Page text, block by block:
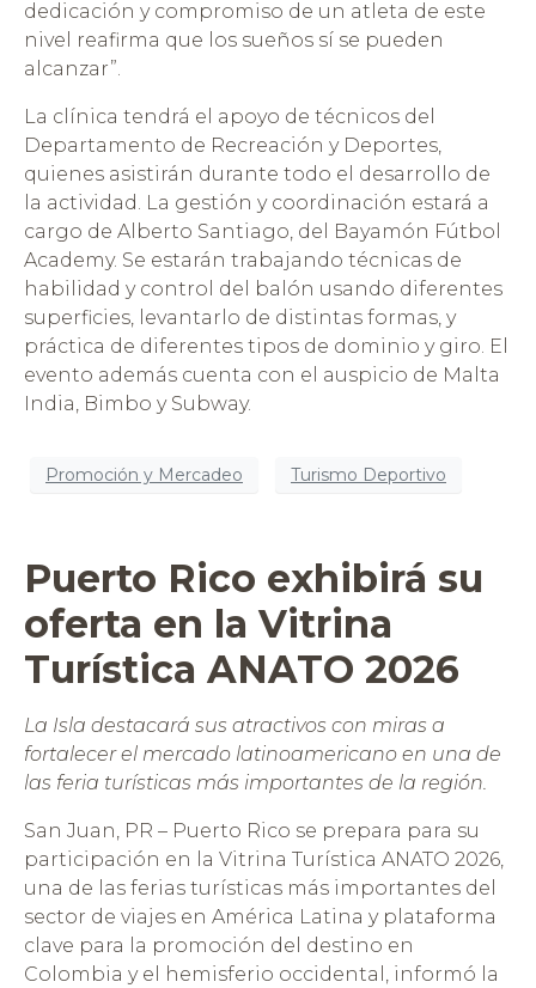
dedicación y compromiso de un atleta de este
nivel reafirma que los sueños sí se pueden
alcanzar”.
La clínica tendrá el apoyo de técnicos del
Departamento de Recreación y Deportes,
quienes asistirán durante todo el desarrollo de
la actividad. La gestión y coordinación estará a
cargo de Alberto Santiago, del Bayamón Fútbol
Academy. Se estarán trabajando técnicas de
habilidad y control del balón usando diferentes
superficies, levantarlo de distintas formas, y
práctica de diferentes tipos de dominio y giro. El
evento además cuenta con el auspicio de Malta
India, Bimbo y Subway.
Promoción y Mercadeo Turismo Deportivo
Puerto Rico exhibirá su
oferta en la Vitrina
Turística ANATO 2026
La Isla destacará sus atractivos con miras a
fortalecer el mercado latinoamericano en una de
las feria turísticas más importantes de la región.
San Juan, PR – Puerto Rico se prepara para su
participación en la Vitrina Turística ANATO 2026,
una de las ferias turísticas más importantes del
sector de viajes en América Latina y plataforma
clave para la promoción del destino en
Colombia y el hemisferio occidental, informó la